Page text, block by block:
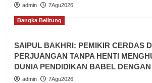
admin 7Agu2026
Bangka Belitung
SAIPUL BAKHRI: PEMIKIR CERDAS
PERJUANGAN TANPA HENTI
DUNIA PENDIDIKAN BABEL
admin 7Agu2026